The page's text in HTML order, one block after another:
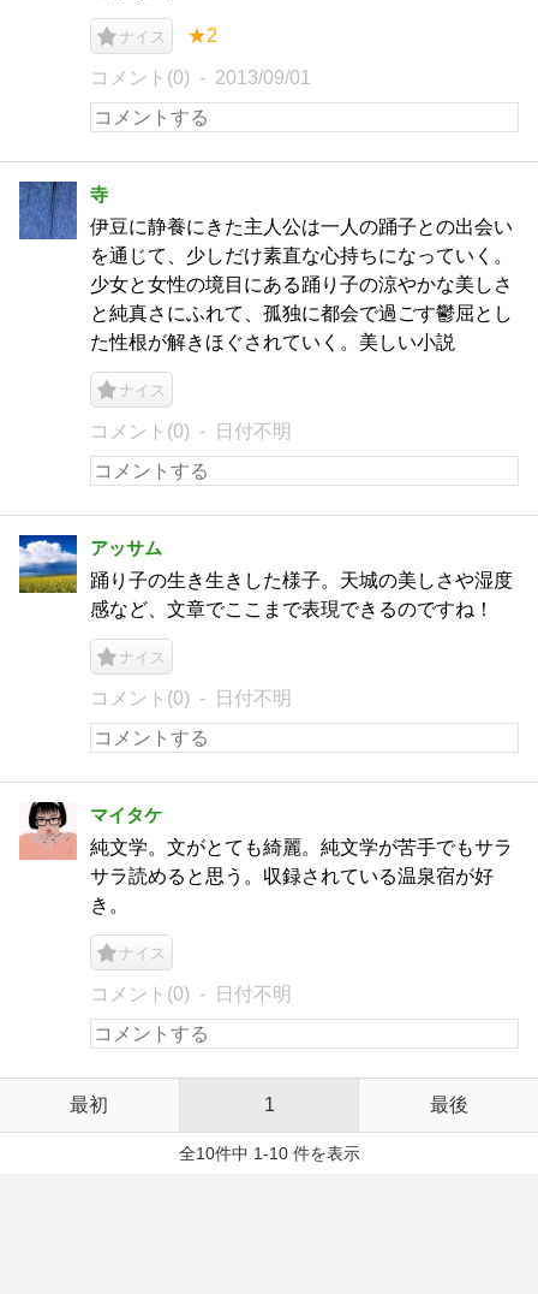
ナイス ★2
コメント(0) 2013/09/01
寺
伊豆に静養にきた主人公は一人の踊子との出会い
を通じて、少しだけ素直な心持ちになっていく。
少女と女性の境目にある踊り子の涼やかな美しさ
と純真さにふれて、孤独に都会で過ごす鬱屈とし
た性根が解きほぐされていく。美しい小説
ナイス
コメント(0) 日付不明
アッサム
踊り子の生き生きした様子。天城の美しさや湿度
感など、文章でここまで表現できるのですね！
ナイス
コメント(0) 日付不明
マイタケ
純文学。文がとても綺麗。純文学が苦手でもサラ
サラ読めると思う。収録されている温泉宿が好
き。
ナイス
コメント(0) 日付不明
最初 1 最後
全10件中 1-10 件を表示